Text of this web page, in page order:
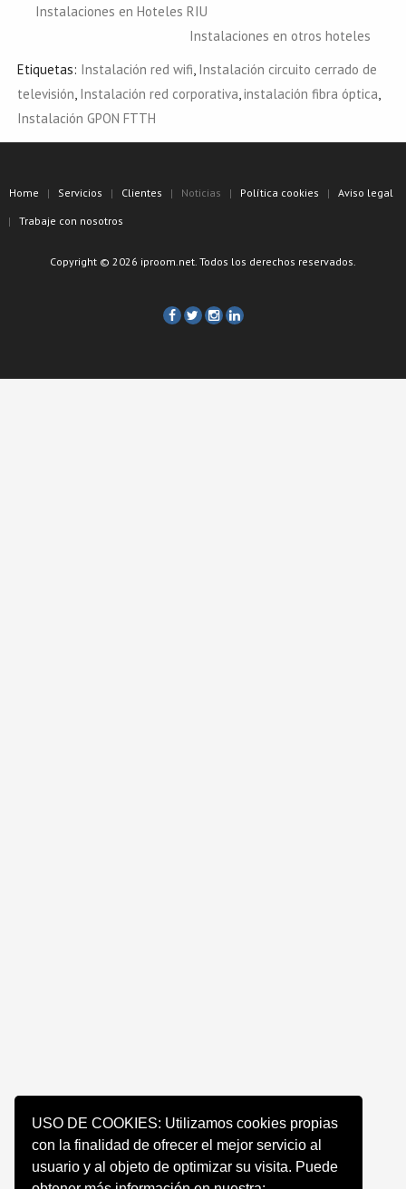
USO DE COOKIES: Utilizamos cookies propias
con la finalidad de ofrecer el mejor servicio al
usuario y al objeto de optimizar su visita. Puede
Instalaciones en Hoteles RIU
Instalaciones en otros hoteles
Etiquetas: Instalación red wifi Instalación circuito cerrado de
televisión Instalación red corporativa instalación fibra óptica
Instalación GPON FTTH
Home Servicios Clientes Noticias Política cookies Aviso legal
Trabaje con nosotros
Copyright © 2026 iproom.net. Todos los derechos reservados.